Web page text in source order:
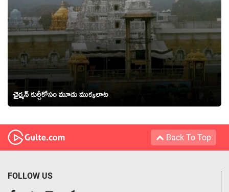
ఛైర్మన్ కుర్చీకోసం మూడు ముక్కలాట
Back To Top
FOLLOW US